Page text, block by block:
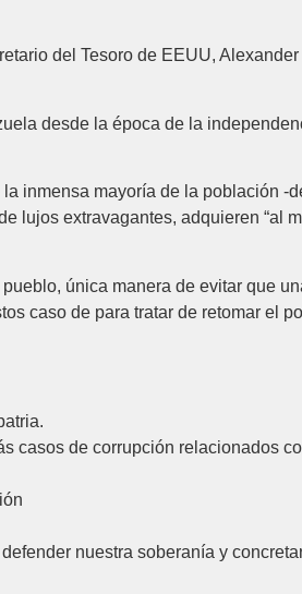
del Tesoro de EEUU,
desde la época de la
inmensa mayoría de la población -
lujos extravagantes, adquieren “al
única manera de evitar que
caso de para tratar de retomar el
casos de corrupción relacionados
nuestra soberanía y